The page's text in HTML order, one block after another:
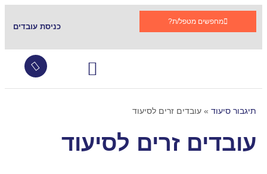
מחפשים מטפל/ת?
כניסת עובדים
תיגבור סיעוד » עובדים זרים לסיעוד
עובדים זרים לסיעוד